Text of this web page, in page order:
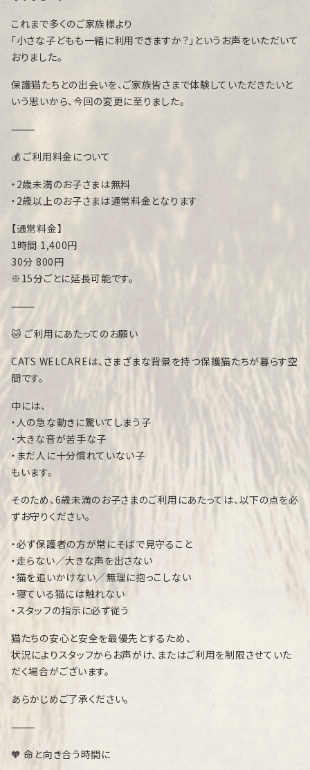
これまで多くのご家族様より
「小さな子どもも一緒に利用できますか？」というお声をいただいて
おりました。
保護猫たちとの出会いを、ご家族皆さまで体験していただきたいと
いう思いから、今回の変更に至りました。
⸻
💰 ご利用料金について
・2歳未満のお子さまは無料
・2歳以上のお子さまは通常料金となります
【通常料金】
1時間 1,400円
30分 800円
※15分ごとに延長可能です。
⸻
🐱 ご利用にあたってのお願い
CATS WELCAREは、さまざまな背景を持つ保護猫たちが暮らす空
間です。
中には、
・人の急な動きに驚いてしまう子
・大きな音が苦手な子
・まだ人に十分慣れていない子
もいます。
そのため、6歳未満のお子さまのご利用にあたっては、以下の点を必
ずお守りください。
・必ず保護者の方が常にそばで見守ること
・走らない／大きな声を出さない
・猫を追いかけない／無理に抱っこしない
・寝ている猫には触れない
・スタッフの指示に必ず従う
猫たちの安心と安全を最優先とするため、
状況によりスタッフからお声がけ、またはご利用を制限させていた
だく場合がございます。
あらかじめご了承ください。
⸻
🧡 命と向き合う時間に